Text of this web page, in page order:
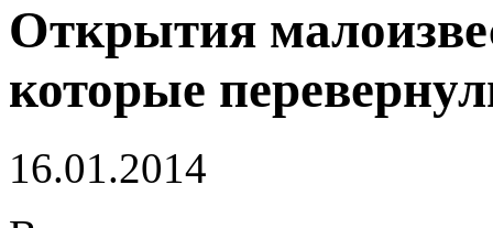
Открытия
которые
16.01.2014